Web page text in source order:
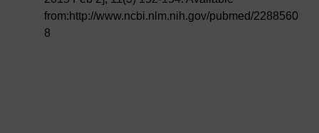
from:http://www.ncbi.nlm.nih.gov/pubmed/2288560
8